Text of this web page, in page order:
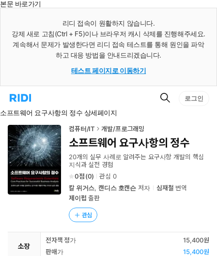
본문 바로가기
리디 접속이 원활하지 않습니다.
강제 새로 고침(Ctrl + F5)이나 브라우저 캐시 삭제를 진행해주세요.
계속해서 문제가 발생한다면 리디 접속 테스트를 통해 원인을 파악
하고 대응 방법을 안내드리겠습니다.
테스트 페이지로 이동하기
리
홈
로
이
동
검
로그인
소프트웨어 요구사항의 정수 상세페이지
컴퓨터/IT 개발/프로그래밍
소프트웨어 요구사항의 정수
20개의 실무 사례로 알려주는 요구사항 개발의 핵심
지식과 실전 경험
0
(0) 관심 0
칼 위거스,캔디스 호캔슨 저자 심재철 번역
제이펍 출판
관심
소장
전자책 정가
15,400원
판매가
15,400원